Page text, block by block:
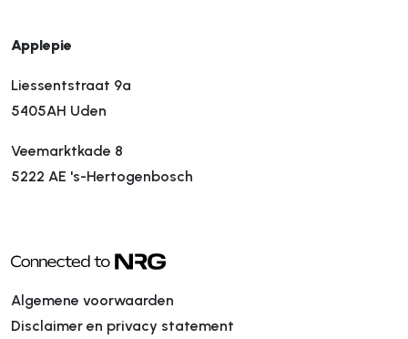
Applepie
Liessentstraat 9a
5405AH Uden
Veemarktkade 8
5222 AE 's-Hertogenbosch
Algemene voorwaarden
Disclaimer en privacy statement